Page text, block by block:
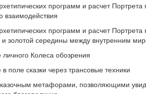
программ и расчет
взаимодействия
программ и расчет
и золотой середины между внутренним
Колеса обозрения
поле сказки через трансовые техники
метафорами, позволяющими